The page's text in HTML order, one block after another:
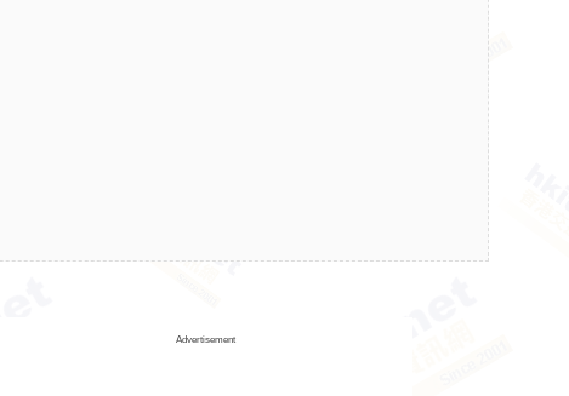
Advertisement